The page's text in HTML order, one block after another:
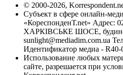
© 2000-2026,
Субъект в сфере онлайн-
«КореспонденТ.net» Адрес:
ХАРКІВСЬКЕ ШОСЕ,
sunlight@mediadim.com.ua
Идентификатор медиа - R40-
Использование любых
сайте, разрешается при